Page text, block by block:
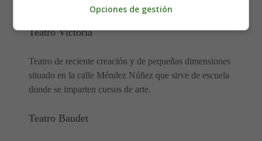
Teatro Victoria
Teatro de reciente creación y de pequeñas dimensiones
situado en la calle Méndez Núñez que sirve de escuela
donde se imparten cursos de arte.
Teatro Baudet
Opciones de gestión